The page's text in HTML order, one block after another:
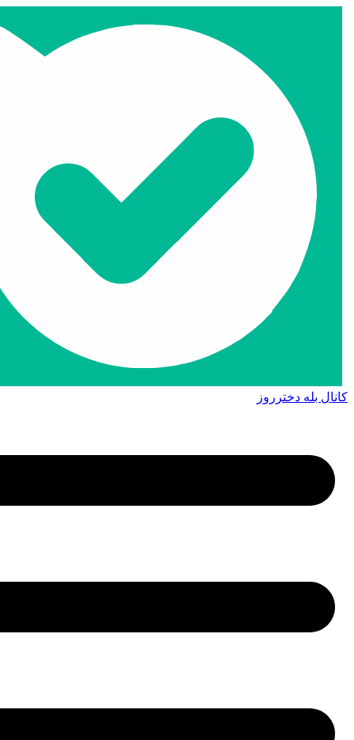
کانال بله دخترروز